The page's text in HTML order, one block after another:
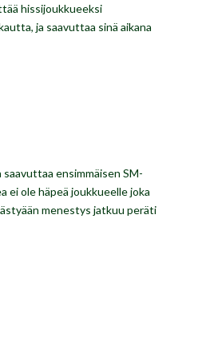
hissijoukkueeksi
ja saavuttaa sinä aikana
ensimmäisen SM-
ei ole häpeä joukkueelle joka
menestys jatkuu peräti